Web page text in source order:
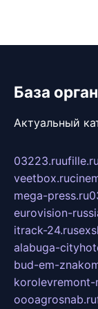
База
Актуальный
03223.ruufille.ru
veetbox.ru
mega-press.ru
eurovision-
itrack-24.ru
alabuga-
bud-em-
korolevremont-
oooagrosnab.ru